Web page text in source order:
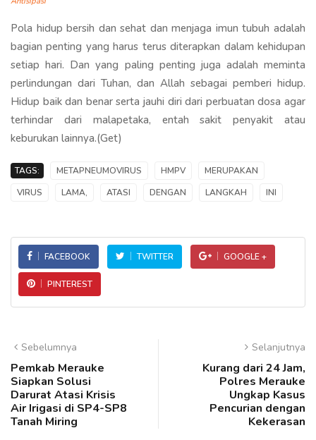
Pola hidup bersih dan sehat dan menjaga imun tubuh adalah
bagian penting yang harus terus diterapkan dalam kehidupan
setiap hari. Dan yang paling penting juga adalah meminta
perlindungan dari Tuhan, dan Allah sebagai pemberi hidup.
Hidup baik dan benar serta jauhi diri dari perbuatan dosa agar
terhindar dari malapetaka, entah sakit penyakit atau
keburukan lainnya.(Get)
TAGS: METAPNEUMOVIRUS HMPV
MERUPAKAN
VIRUS
LAMA, ATASI DENGAN LANGKAH INI
FACEBOOK TWITTER GOOGLE +
PINTEREST
Sebelumnya
Pemkab Merauke
Siapkan Solusi
Darurat Atasi Krisis
Air Irigasi di SP4-SP8
Tanah Miring
Selanjutnya
Kurang dari 24 Jam,
Polres Merauke
Ungkap Kasus
Pencurian dengan
Kekerasan